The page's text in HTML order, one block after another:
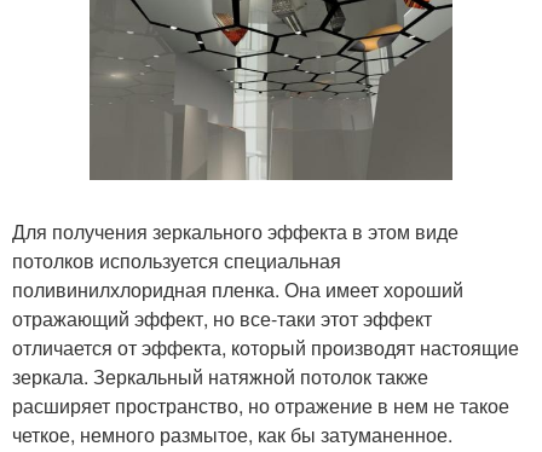
Для получения зеркального эффекта в этом виде
потолков используется специальная
поливинилхлоридная пленка. Она имеет хороший
отражающий эффект, но все-таки этот эффект
отличается от эффекта, который производят настоящие
зеркала. Зеркальный натяжной потолок также
расширяет пространство, но отражение в нем не такое
четкое, немного размытое, как бы затуманенное.